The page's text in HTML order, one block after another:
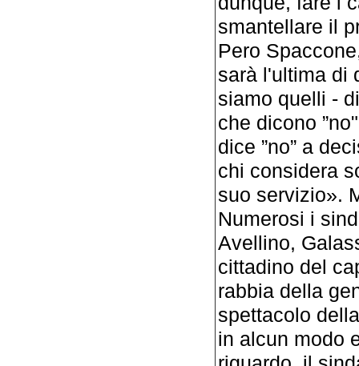
smantellare il
Pero
sarà l'ultima di
siamo quelli -
che dicono
dice ”no” a
chi considera
suo servizio».
Numerosi i
Avellino,
cittadino del
rabbia della
spettacolo
in alcun modo